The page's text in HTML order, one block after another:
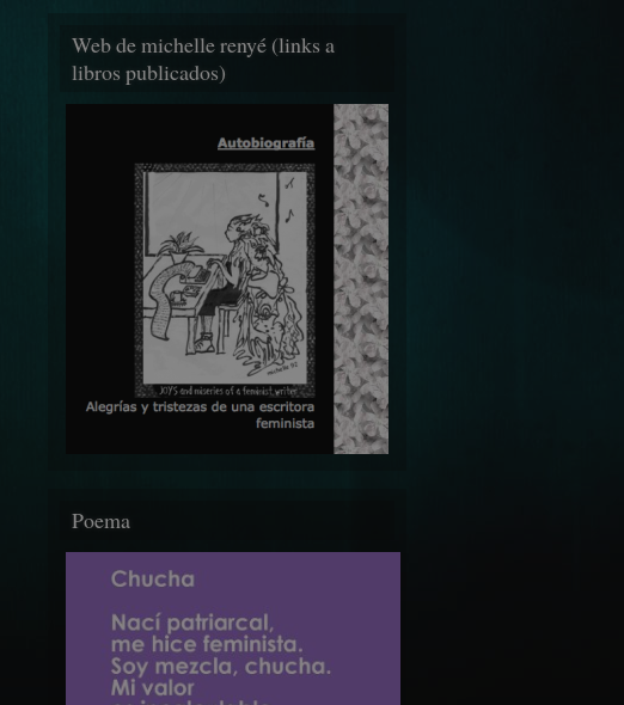
Web de michelle renyé (links a
libros publicados)
Poema